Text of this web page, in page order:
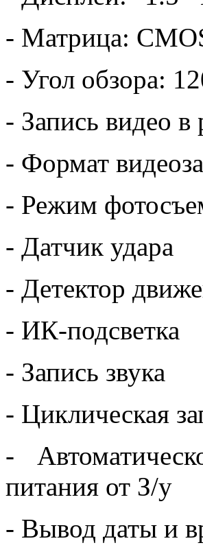
- Матрица:
- Угол обзора:
- Запись видео
- Формат
- Режим
- Датчик удара
- Детектор
- ИК-подсветка
- Запись звука
- Циклическая
-
питания от З/у
- Вывод даты и